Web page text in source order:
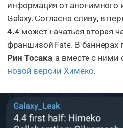
информация от анонимного
Galaxy. Согласно сливу, в
4.4 может начаться вторая
франшизой Fate. В баннерах
Рин Тосака, а вместе с ними
новой версии Химеко.